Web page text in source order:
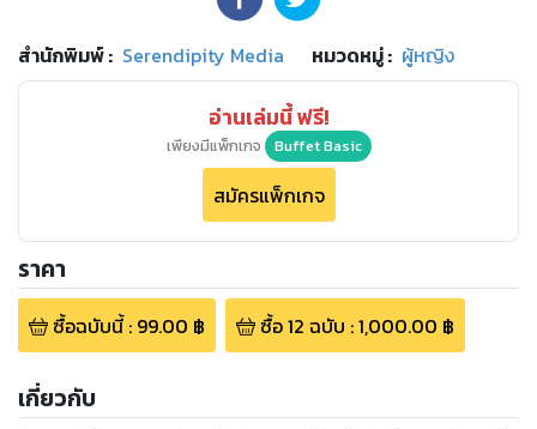
สำนักพิมพ์: Serendipity Media หมวดหมู่: ผู้หญิง
อ่านเล่มนี้ ฟรี!
เพียงมีแพ็กเกจ Buffet Basic
สมัครแพ็กเกจ
ราคา
ซื้อฉบับนี้: 99.00 ฿ ซื้อ12 ฉบับ :1,000.00 ฿
เกี่ยวกับ